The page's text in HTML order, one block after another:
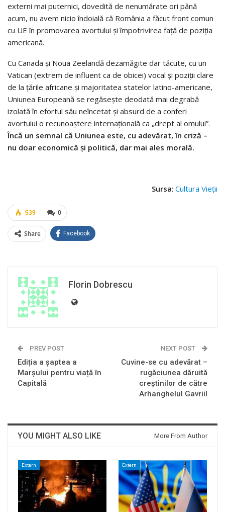
externi mai puternici, dovedită de nenumărate ori până
acum, nu avem nicio îndoială că România a făcut front comun
cu UE în promovarea avortului și împotrivirea față de poziția
americană.
Cu Canada și Noua Zeelandă dezamăgite dar tăcute, cu un
Vatican (extrem de influent ca de obicei) vocal și poziții clare
de la țările africane și majoritatea statelor latino-americane,
Uniunea Europeană se regăsește deodată mai degrabă
izolată în efortul său neîncetat și absurd de a conferi
avortului o recunoaștere internațională ca „drept al omului”.
Încă un semnal că Uniunea este, cu adevărat, în criză –
nu doar economică și politică, dar mai ales morală.
Sursa: Cultura Vieții
0
539
Share Facebook
Florin Dobrescu
PREV POST
Ediția a șaptea a
Marșului pentru viață în
Capitală
NEXT POST
Cuvine-se cu adevărat –
rugăciunea dăruită
creștinilor de către
Arhanghelul Gavriil
YOU MIGHT ALSO LIKE More From Author
Extern Extern